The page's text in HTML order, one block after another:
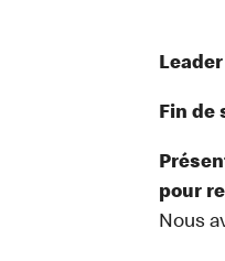
Fin de
pour
Nous